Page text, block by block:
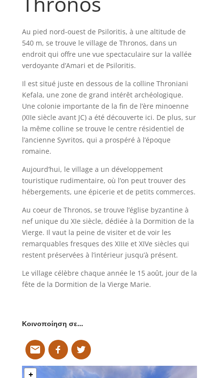
Au pied nord-ouest de Psiloritis, à une altitude de
540 m, se trouve le village de Thronos, dans un
endroit qui offre une vue spectaculaire sur la vallée
verdoyante d’Amari et de Psiloritis.
Il est situé juste en dessous de la colline Throniani
Kefala, une zone de grand intérêt archéologique.
Une colonie importante de la fin de l’ère minoenne
(XIIe siècle avant JC) a été découverte ici. De plus, sur
la même colline se trouve le centre résidentiel de
l’ancienne Syvritos, qui a prospéré à l’époque
romaine.
Aujourd’hui, le village a un développement
touristique rudimentaire, où l’on peut trouver des
hébergements, une épicerie et de petits commerces.
Au coeur de Thronos, se trouve l’église byzantine à
nef unique du XIe siècle, dédiée à la Dormition de la
Vierge. Il vaut la peine de visiter et de voir les
remarquables fresques des XIIIe et XIVe siècles qui
restent préservées à l’intérieur jusqu’à présent.
Le village célèbre chaque année le 15 août, jour de la
fête de la Dormition de la Vierge Marie.
Κοινοποίηση σε…